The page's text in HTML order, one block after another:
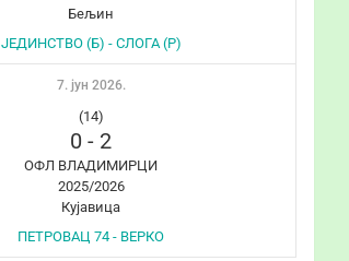
Бељин
ЈЕДИНСТВО (Б) - СЛОГА (Р)
7. јун 2026.
(14)
0 - 2
ОФЛ ВЛАДИМИРЦИ
2025/2026
Кујавица
ПЕТРОВАЦ 74 - ВЕРКО